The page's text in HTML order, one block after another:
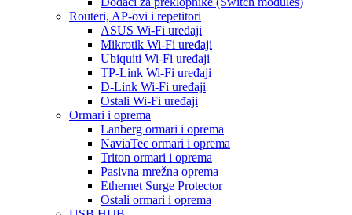
Routeri, AP-ovi i repetitori
ASUS Wi-Fi uređaji
Mikrotik Wi-Fi uređaji
Ubiquiti Wi-Fi uređaji
TP-Link Wi-Fi uređaji
D-Link Wi-Fi uređaji
Ostali Wi-Fi uređaji
Ormari i oprema
Lanberg ormari i oprema
NaviaTec ormari i oprema
Triton ormari i oprema
Pasivna mrežna oprema
Ethernet Surge Protector
Ostali ormari i oprema